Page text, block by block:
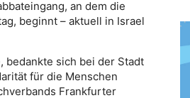
an dem die
beginnt – aktuell in Israel
bedankte sich bei der Stadt
für die Menschen
Frankfurter